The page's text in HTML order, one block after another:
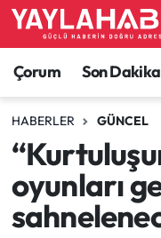
Çorum Son Dakika
HABERLER GÜNCEL
oyunları
Alaca Haberleri
Bayat Haberleri
Bilgi - Keşfet
Bilim ve Teknoloji
Çorum Nöbetçi
Çorum Hava
Çorum Namaz
Çorum Trafik